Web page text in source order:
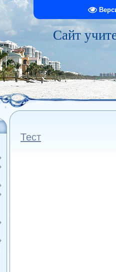
Сайт
Тест